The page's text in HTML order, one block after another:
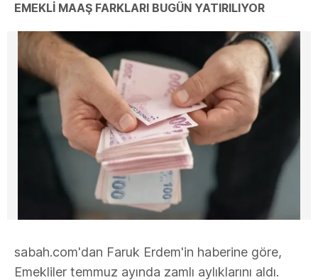
EMEKLİ MAAŞ FARKLARI BUGÜN YATIRILIYOR
sabah.com'dan Faruk Erdem'in haberine göre,
Emekliler temmuz ayında zamlı aylıklarını aldı.